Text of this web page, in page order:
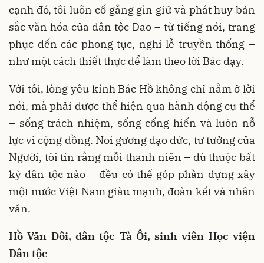
cạnh đó, tôi luôn cố gắng gìn giữ và phát huy bản
sắc văn hóa của dân tộc Dao – từ tiếng nói, trang
phục đến các phong tục, nghi lễ truyền thống –
như một cách thiết thực để làm theo lời Bác dạy.
Với tôi, lòng yêu kính Bác Hồ không chỉ nằm ở lời
nói, mà phải được thể hiện qua hành động cụ thể
– sống trách nhiệm, sống cống hiến và luôn nỗ
lực vì cộng đồng. Noi gương đạo đức, tư tưởng của
Người, tôi tin rằng mỗi thanh niên – dù thuộc bất
kỳ dân tộc nào – đều có thể góp phần dựng xây
một nước Việt Nam giàu mạnh, đoàn kết và nhân
văn.
Hồ Văn Đôi, dân tộc Tà Ôi, sinh viên Học viện
Dân tộc